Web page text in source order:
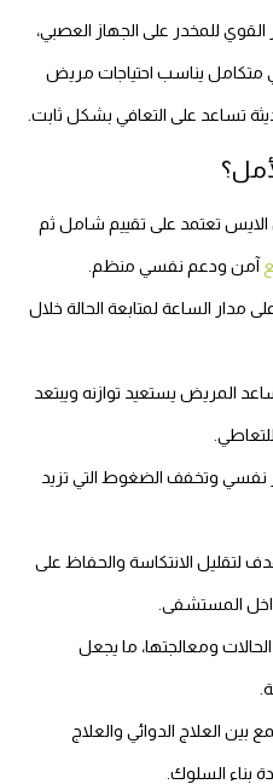
للمخدر على الجهاز العصبي،
يناسب احتياجات مريض
تساعد على التعافي بشكل ثابت.
تعتمد على تقييم شامل ثم
آمن ودعم نفسي منظم.
الساعة لمتابعة الحالة خلال
المريض يستعيد توازنه ويبتعد
نفسي وتخفف الضغوط التي تزيد
لتقليل الانتكاسة والحفاظ على
المستشفى.
ومعالجتها، ما يجعل
بين العلاج الدوائي والعلاج
بناء السلوك.